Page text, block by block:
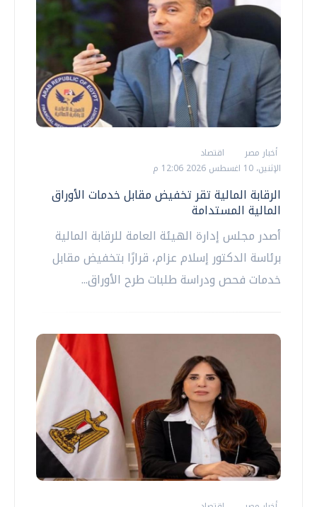
أخبار مصر
اقتصاد
الإثنين، 10 اغسطس 2026 12:06 م
الرقابة المالية تقر تخفيض مقابل خدمات الأوراق
المالية المستدامة
أصدر مجلس إدارة الهيئة العامة للرقابة المالية
برئاسة الدكتور إسلام عزام، قرارًا بتخفيض مقابل
خدمات فحص ودراسة طلبات طرح الأوراق...